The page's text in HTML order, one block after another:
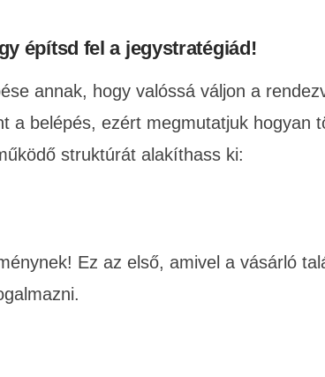
építsd fel a jegystratégiád!
annak, hogy valóssá váljon a
a belépés, ezért megmutatjuk hogyan
struktúrát alakíthass ki:
Ez az első, amivel a vásárló